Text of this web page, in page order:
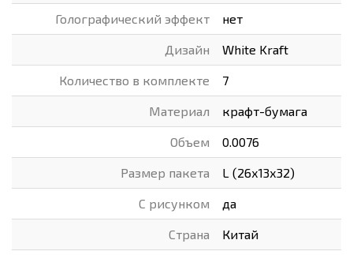
Голографический эффект нет
Дизайн White Kraft
Количество в комплекте 7
Материал крафт-бумага
Объем 0.0076
Размер пакета L (26х13х32)
С рисунком да
Страна Китай